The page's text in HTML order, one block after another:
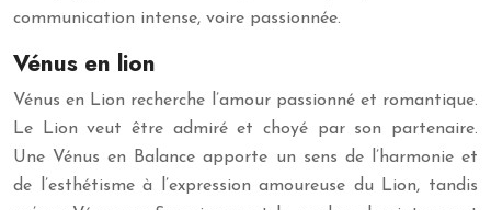
communication intense, voire passionnée.
Vénus en lion
Vénus en Lion recherche l’amour passionné et romantique.
Le Lion veut être admiré et choyé par son partenaire.
Une Vénus en Balance apporte un sens de l’harmonie et
de l’esthétisme à l’expression amoureuse du Lion, tandis